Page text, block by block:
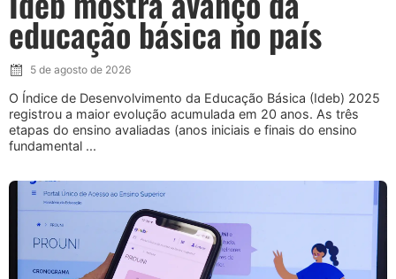
educação básica no país
5 de agosto de 2026
O Índice de Desenvolvimento da Educação Básica (Ideb) 2025
registrou a maior evolução acumulada em 20 anos. As três
etapas do ensino avaliadas (anos iniciais e finais do ensino
fundamental ...